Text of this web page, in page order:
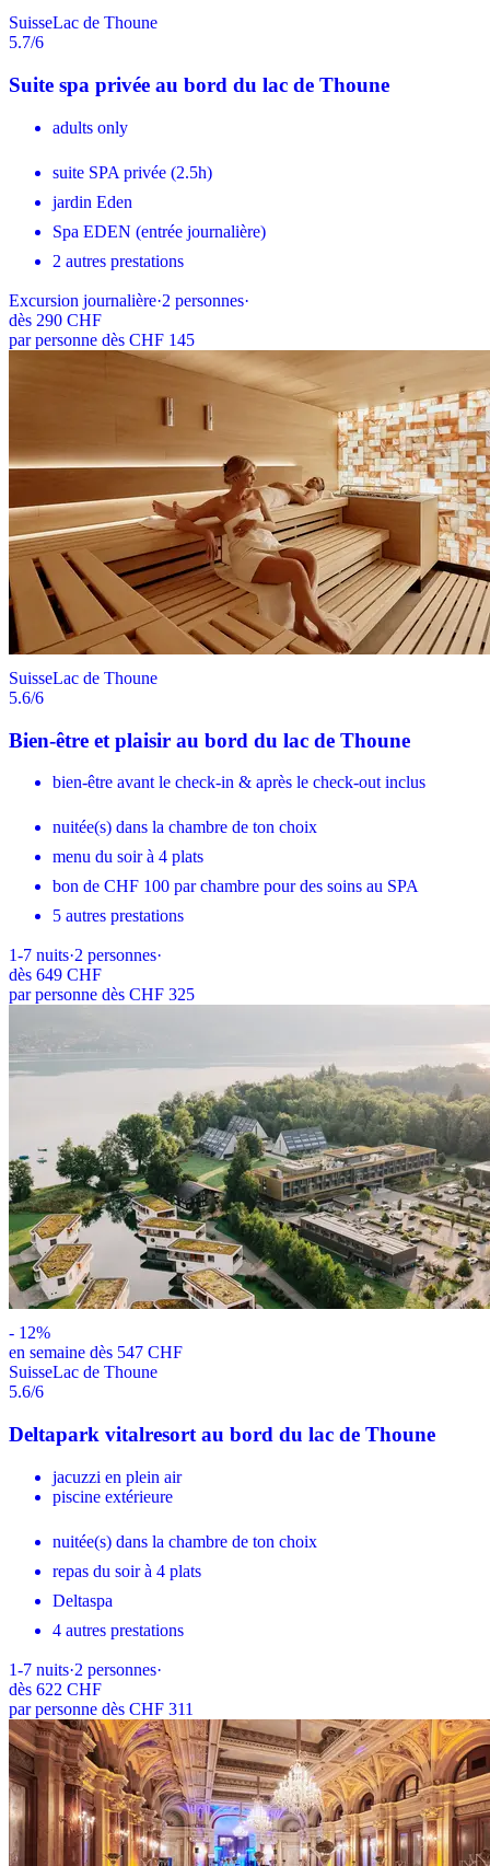
SuisseLac de Thoune
5.7/6
Suite spa privée au bord du lac de Thoune
adults only
suite SPA privée (2.5h)
jardin Eden
Spa EDEN (entrée journalière)
2 autres prestations
Excursion journalière·2 personnes·
dès 290 CHF
par personne dès CHF 145
SuisseLac de Thoune
5.6/6
Bien-être et plaisir au bord du lac de Thoune
bien-être avant le check-in & après le check-out inclus
nuitée(s) dans la chambre de ton choix
menu du soir à 4 plats
bon de CHF 100 par chambre pour des soins au SPA
5 autres prestations
1-7 nuits·2 personnes·
dès 649 CHF
par personne dès CHF 325
- 12%
en semaine dès 547 CHF
SuisseLac de Thoune
5.6/6
Deltapark vitalresort au bord du lac de Thoune
jacuzzi en plein air
piscine extérieure
nuitée(s) dans la chambre de ton choix
repas du soir à 4 plats
Deltaspa
4 autres prestations
1-7 nuits·2 personnes·
dès 622 CHF
par personne dès CHF 311